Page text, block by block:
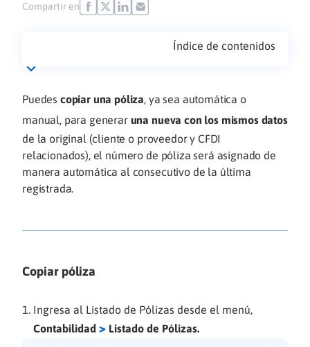
Compartir en
Índice de contenidos
Puedes copiar una póliza, ya sea automática o
manual, para generar una nueva con los mismos datos
de la original (cliente o proveedor y CFDI
relacionados), el número de póliza será asignado de
manera automática al consecutivo de la última
registrada.
Copiar póliza
Ingresa al Listado de Pólizas desde el menú,
Contabilidad > Listado de Pólizas.